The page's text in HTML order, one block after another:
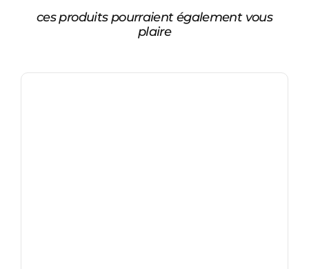
ces produits pourraient également vous
plaire